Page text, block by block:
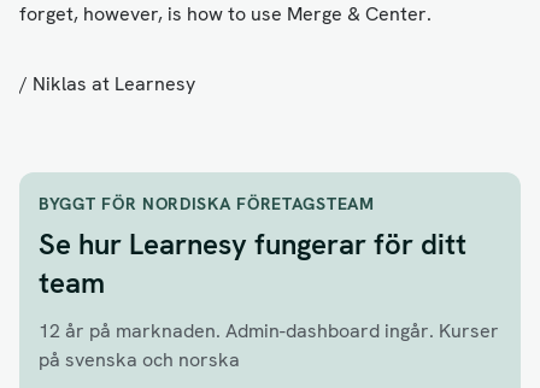
forget, however, is how to use Merge & Center.
/ Niklas at Learnesy
BYGGT FÖR NORDISKA FÖRETAGSTEAM
Se hur Learnesy fungerar för ditt
team
12 år på marknaden. Admin-dashboard ingår. Kurser
på svenska och norska